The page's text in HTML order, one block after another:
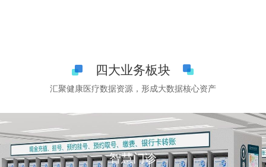
四大业务板块
汇聚健康医疗数据资源，形成大数据核心资产
智慧门诊